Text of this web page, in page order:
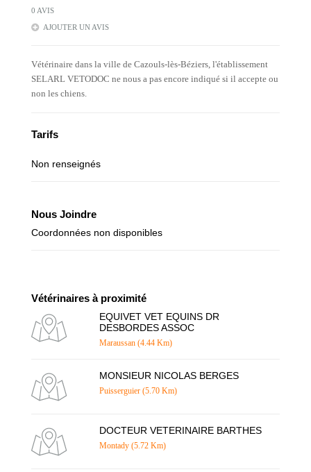
0 AVIS
AJOUTER UN AVIS
Vétérinaire dans la ville de Cazouls-lès-Béziers, l'établissement
SELARL VETODOC ne nous a pas encore indiqué si il accepte ou
non les chiens.
Tarifs
Non renseignés
Nous Joindre
Coordonnées non disponibles
Vétérinaires à proximité
EQUIVET VET EQUINS DR
DESBORDES ASSOC
Maraussan (4.44 Km)
MONSIEUR NICOLAS BERGES
Puisserguier (5.70 Km)
DOCTEUR VETERINAIRE BARTHES
Montady (5.72 Km)